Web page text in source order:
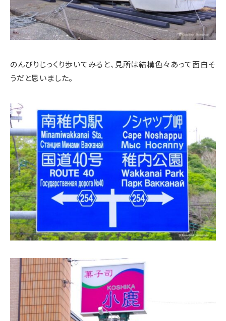
のんびりじっくり歩いてみると、見所は結構色々あって面白そ
うだと思いました。